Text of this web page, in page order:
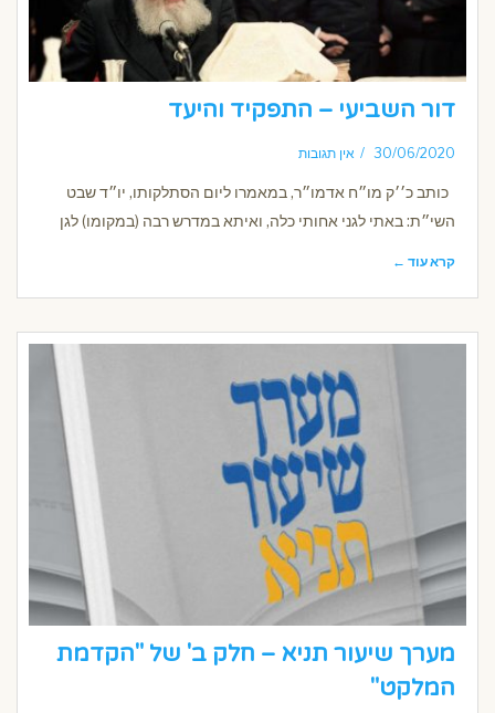
דור השביעי – התפקיד והיעד
30/06/2020 אין תגובות
כותב כ׳׳ק מו״ח אדמו״ר, במאמרו ליום הסתלקותו, יו״ד שבט
השי״ת: באתי לגני אחותי כלה, ואיתא במדרש רבה (במקומו) לגן
קרא עוד ←
מערך שיעור תניא – חלק ב' של "הקדמת
המלקט"